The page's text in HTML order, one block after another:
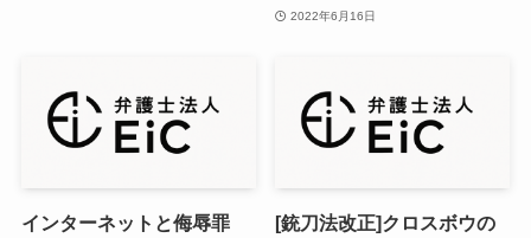
2022年6月16日
インターネットと侮辱罪
[銃刀法改正]クロスボウの